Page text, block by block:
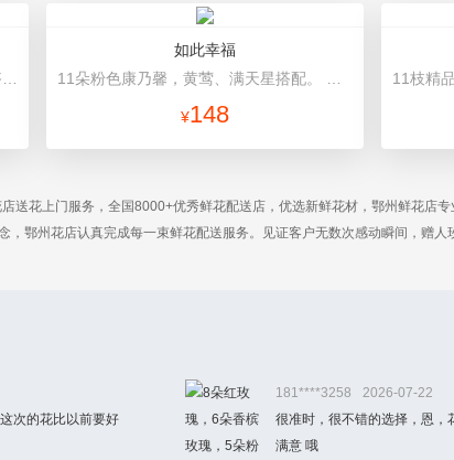
如此幸福
¥148
送花上门服务，全国8000+优秀鲜花配送店，优选新鲜花材，鄂州鲜花店
，鄂州花店认真完成每一束鲜花配送服务。见证客户无数次感动瞬间，赠
次的花比以前要好
181****3258
2026-07-22
很准时，很不错的选择，恩，
满意 哦